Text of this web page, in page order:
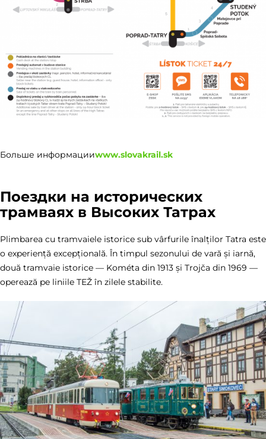
Больше информацииwww.slovakrail.sk
Поездки на исторических
трамваях в Высоких Татрах
Plimbarea cu tramvaiele istorice sub vârfurile înalților Tatra este
o experiență excepțională. În timpul sezonului de vară și iarnă,
două tramvaie istorice — Kométa din 1913 și Trojča din 1969 —
operează pe liniile TEŽ în zilele stabilite.